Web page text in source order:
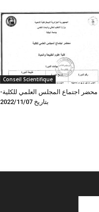
Conseil Scientifique
محضر اجتماع المجلس العلمي للكلية-
بتاريخ 2022/11/07